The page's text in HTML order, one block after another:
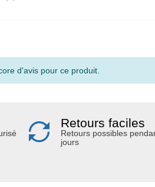
d'avis pour ce produit.
Retours faciles
Retours possibles
jours